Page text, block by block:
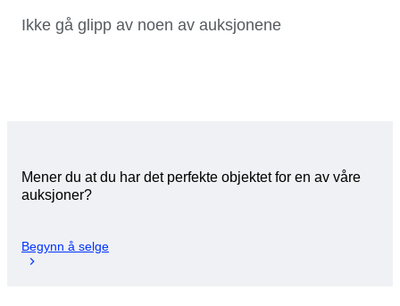
Ikke gå glipp av noen av auksjonene
Mener du at du har det perfekte objektet for en av våre
auksjoner?
Begynn å selge